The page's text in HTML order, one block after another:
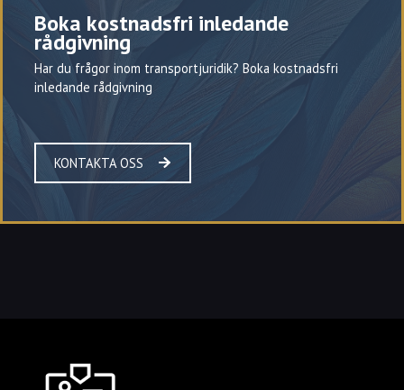
Boka kostnadsfri inledande
rådgivning
Har du frågor inom transportjuridik? Boka kostnadsfri
inledande rådgivning
KONTAKTA OSS